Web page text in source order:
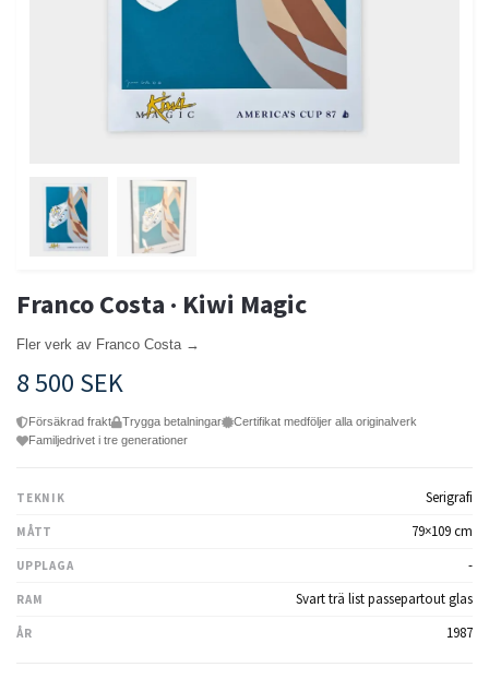
Franco Costa · Kiwi Magic
Fler verk av Franco Costa →
8 500 SEK
Försäkrad frakt Trygga betalningar
Certifikat medföljer alla originalverk
Familjedrivet i tre generationer
TEKNIK Serigrafi
MÅTT 79×109 cm
UPPLAGA -
RAM Svart trä list passepartout glas
ÅR 1987